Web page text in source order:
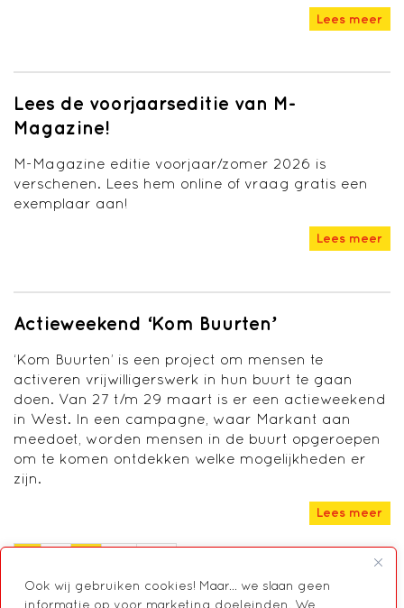
Ook wij gebruiken cookies! Maar... we slaan geen
informatie op voor marketing doeleinden. We
Lees meer
Lees de voorjaarseditie van M-
Magazine!
M-Magazine editie voorjaar/zomer 2026 is
verschenen. Lees hem online of vraag gratis een
exemplaar aan!
Lees meer
Actieweekend ‘Kom Buurten’
‘Kom Buurten’ is een project om mensen te
activeren vrijwilligerswerk in hun buurt te gaan
doen. Van 27 t/m 29 maart is er een actieweekend
in West. In een campagne, waar Markant aan
meedoet, worden mensen in de buurt opgeroepen
om te komen ontdekken welke mogelijkheden er
zijn.
Lees meer